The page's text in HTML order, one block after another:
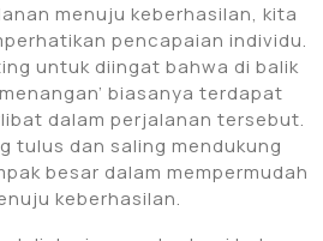
menuju keberhasilan, kita
pencapaian individu.
untuk diingat bahwa di balik
biasanya terdapat
dalam perjalanan tersebut.
tulus dan saling mendukung
besar dalam mempermudah
keberhasilan.